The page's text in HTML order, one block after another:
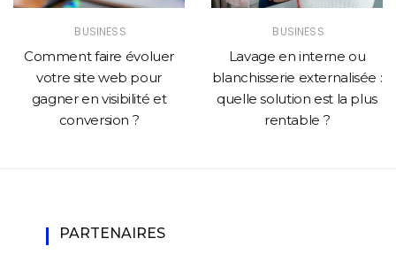
BUSINESS
Comment faire évoluer
votre site web pour
gagner en visibilité et
conversion ?
BUSINESS
Lavage en interne ou
blanchisserie externalisée :
quelle solution est la plus
rentable ?
PARTENAIRES